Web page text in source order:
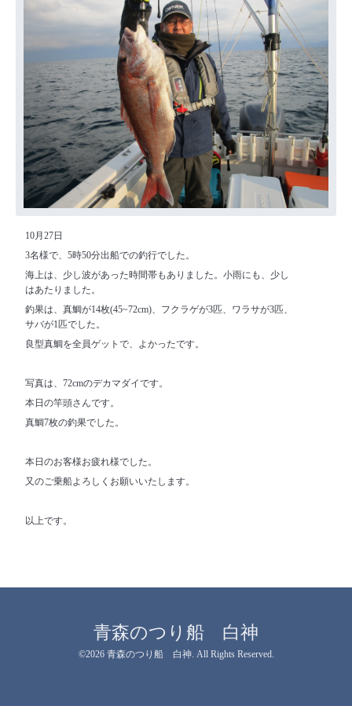
10月27日
3名様で、5時50分出船での釣行でした。
海上は、少し波があった時間帯もありました。小雨にも、少し
はあたりました。
釣果は、真鯛が14枚(45~72cm)、フクラゲが3匹、ワラサが3匹、
サバが1匹でした。
良型真鯛を全員ゲットで、よかったです。
写真は、72cmのデカマダイです。
本日の竿頭さんです。
真鯛7枚の釣果でした。
本日のお客様お疲れ様でした。
又のご乗船よろしくお願いいたします。
以上です。
青森のつり船 白神
©2026 青森のつり船 白神. All Rights Reserved.